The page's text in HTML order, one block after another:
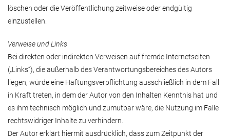
löschen oder die Veröffentlichung zeitweise oder endgültig
einzustellen.
Verweise und Links
Bei direkten oder indirekten Verweisen auf fremde Internetseiten
(„Links“), die außerhalb des Verantwortungsbereiches des Autors
liegen, würde eine Haftungsverpflichtung ausschließlich in dem Fall
in Kraft treten, in dem der Autor von den Inhalten Kenntnis hat und
es ihm technisch möglich und zumutbar wäre, die Nutzung im Falle
rechtswidriger Inhalte zu verhindern.
Der Autor erklärt hiermit ausdrücklich, dass zum Zeitpunkt der